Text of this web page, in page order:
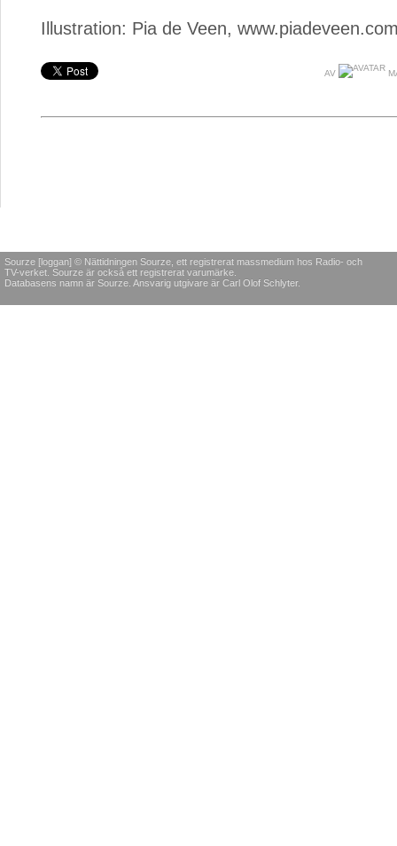
Illustration: Pia de Veen,
AV
Sourze [loggan] © Nättidningen Sourze, ett registrerat massmedium hos Radio- och
TV-verket. Sourze är också ett registrerat varumärke.
Databasens namn är Sourze. Ansvarig utgivare är Carl Olof Schlyter.